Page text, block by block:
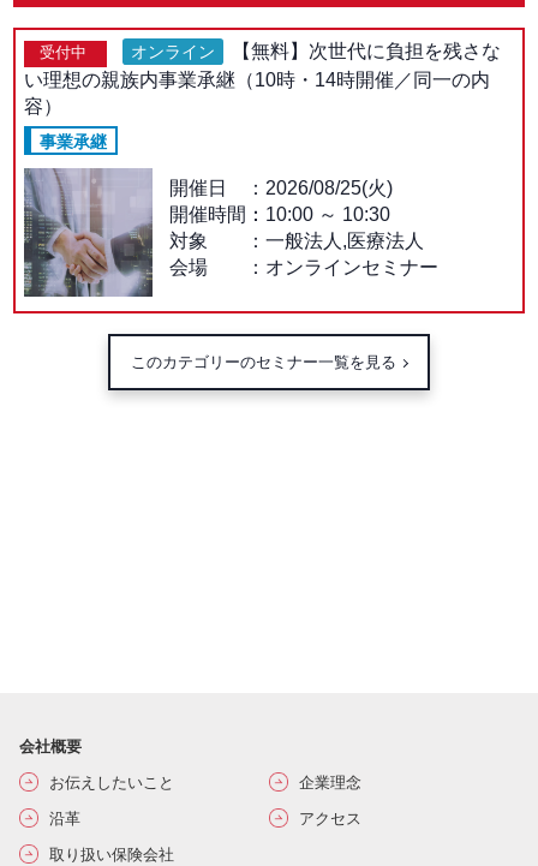
受付中 オンライン
【無料】次世代に負担を残さな
い理想の親族内事業承継（10時・14時開催／同一の内
容）
事業承継
開催日
2026/08/25(火)
開催時間： 10:00～ 10:30
対象
一般法人,医療法人
会場
オンラインセミナー
このカテゴリーのセミナー一覧を見る
会社概要
お伝えしたいこと
企業理念
沿革
アクセス
取り扱い保険会社